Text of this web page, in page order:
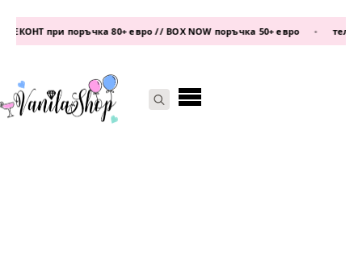
при поръчка 80+ евро // BOX NOW поръчка 50+ евро • телефон: